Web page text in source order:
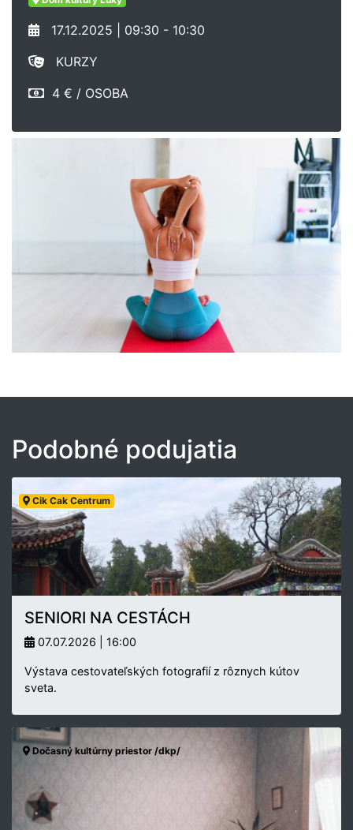
17.12.2025 | 09:30 - 10:30
KURZY
4 € / OSOBA
Podobné podujatia
Cik Cak Centrum
SENIORI NA CESTÁCH
07.07.2026 | 16:00
Výstava cestovateľských fotografií z rôznych kútov
sveta.
Dočasný kultúrny priestor /dkp/